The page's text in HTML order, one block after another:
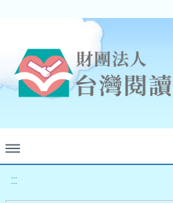
:::